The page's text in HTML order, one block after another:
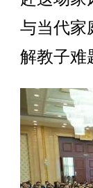
与当代家
解教子难